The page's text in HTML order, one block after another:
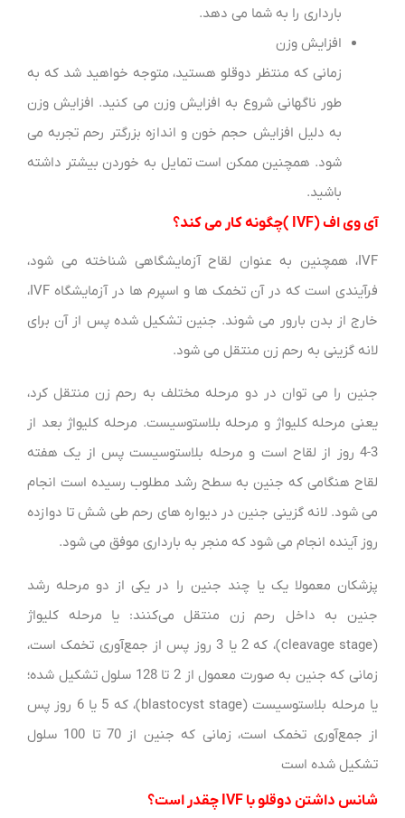
بارداری را به شما می دهد.
افزایش وزن
زمانی که منتظر دوقلو هستید، متوجه خواهید شد که به
طور ناگهانی شروع به افزایش وزن می کنید. افزایش وزن
به دلیل افزایش حجم خون و اندازه بزرگتر رحم تجربه می
شود. همچنین ممکن است تمایل به خوردن بیشتر داشته
باشید.
آی وی اف (IVF )چگونه کار می کند؟
IVF، همچنین به عنوان لقاح آزمایشگاهی شناخته می شود،
فرآیندی است که در آن تخمک ها و اسپرم ها در آزمایشگاه IVF،
خارج از بدن بارور می شوند. جنین تشکیل شده پس از آن برای
لانه گزینی به رحم زن منتقل می شود.
جنین را می توان در دو مرحله مختلف به رحم زن منتقل کرد،
یعنی مرحله کلیواژ و مرحله بلاستوسیست. مرحله کلیواژ بعد از
3-4 روز از لقاح است و مرحله بلاستوسیست پس از یک هفته
لقاح هنگامی که جنین به سطح رشد مطلوب رسیده است انجام
می شود. لانه گزینی جنین در دیواره های رحم طی شش تا دوازده
روز آینده انجام می شود که منجر به بارداری موفق می شود.
پزشکان معمولا یک یا چند جنین را در یکی از دو مرحله رشد
جنین به داخل رحم زن منتقل می‌کنند: یا مرحله کلیواژ
(cleavage stage)، که 2 یا 3 روز پس از جمع‌آوری تخمک است،
زمانی که جنین به صورت معمول از 2 تا 128 سلول تشکیل شده؛
یا مرحله بلاستوسیست (blastocyst stage)، که 5 یا 6 روز پس
از جمع‌آوری تخمک است، زمانی که جنین از 70 تا 100 سلول
تشکیل شده است
شانس داشتن دوقلو با IVF چقدر است؟